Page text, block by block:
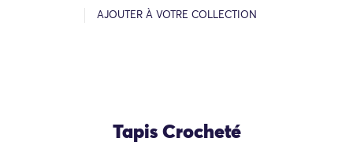
AJOUTER À VOTRE COLLECTION
Tapis Crocheté